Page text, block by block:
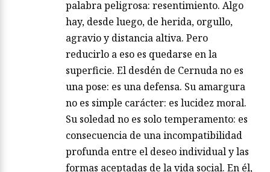
palabra peligrosa: resentimiento. Algo
hay, desde luego, de herida, orgullo,
agravio y distancia altiva. Pero
reducirlo a eso es quedarse en la
superficie. El desdén de Cernuda no es
una pose: es una defensa. Su amargura
no es simple carácter: es lucidez moral.
Su soledad no es solo temperamento: es
consecuencia de una incompatibilidad
profunda entre el deseo individual y las
formas aceptadas de la vida social. En él,